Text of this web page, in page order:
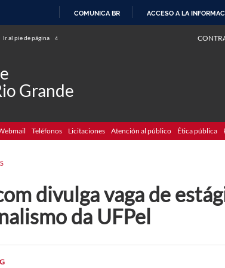
COMUNICA BR ACCESO A LA
Ir al pie de página 4
Grande
Teléfonos Licitaciones Atención al público Ética pública
divulga vaga de
da UFPel